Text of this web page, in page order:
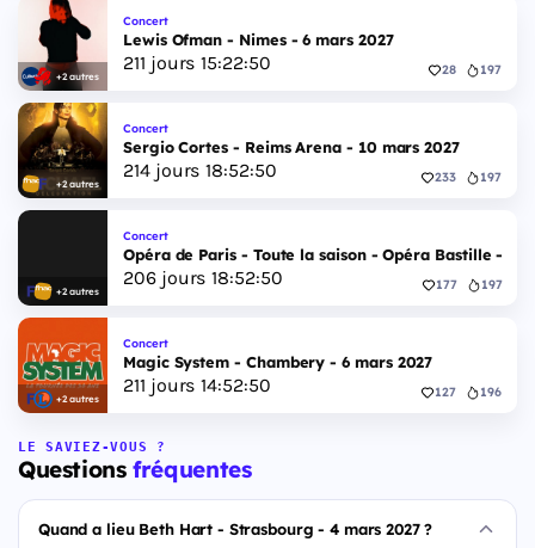
+2 autres
Concert
Lewis Ofman - Nimes - 6 mars 2027
211 jours 15:22:49 28 197
+2 autres
Concert
Sergio Cortes - Reims Arena - 10 mars 2027
214jours 18:52:49 233 197
+2 autres
Concert
Opéra de Paris - Toute la saison - Opéra Bastille - 2
206jours 18:52:49 177 197
+2 autres
Concert
Magic System - Chambery - 6 mars 2027
211 jours 14:52:49 127 196
LE SAVIEZ-VOUS ?
Questionsfréquentes
Quand a lieu Beth Hart - Strasbourg - 4 mars 2027 ?